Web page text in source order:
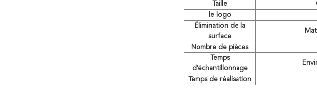
Taille
le logo
Élimination de la
surface
Nombre de pièces
Temps
d'échantillonnage
Temps de réalisation